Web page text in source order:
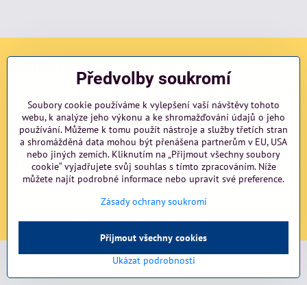
Sociální sítě
Důležité odkazy
NAVIGACE
Předvolby soukromíZásady ochrany soukromí
Vytvořeno systémem:ByznysWeb.cz
Předvolby soukromí
Soubory cookie používáme k vylepšení vaší návštěvy tohoto
webu, k analýze jeho výkonu a ke shromažďování údajů o jeho
používání. Můžeme k tomu použít nástroje a služby třetích stran
a shromážděná data mohou být přenášena partnerům v EU, USA
nebo jiných zemích. Kliknutím na „Přijmout všechny soubory
cookie“ vyjadřujete svůj souhlas s tímto zpracováním. Níže
můžete najít podrobné informace nebo upravit své preference.
Zásady ochrany soukromí
Ukázat podrobnosti
Přijmout všechny cookies